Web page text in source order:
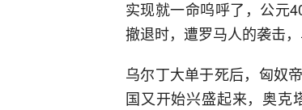
实现就一命呜呼了，公元
撤退时，遭罗马人的袭击
乌尔丁大单于死后，匈奴
国又开始兴盛起来，奥克